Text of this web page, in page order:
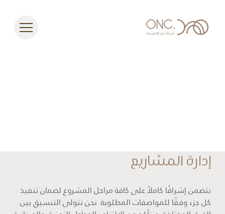
إدارة المشاريع
نتضمن إشرافًا كاملاً على كافة مراحل المشروع لضمان تنفيذ
كل جزء وفقًا للمواصفات المطلوبة. نحن نتولى التنسيق بين